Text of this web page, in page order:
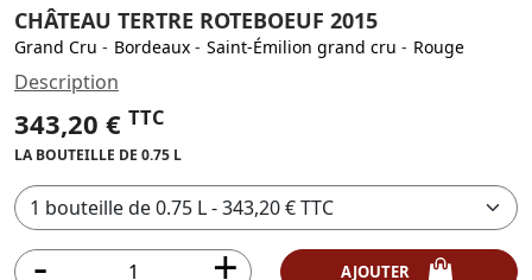
CHÂTEAU TERTRE ROTEBOEUF 2015
Grand Cru - Bordeaux - Saint-Émilion grand cru - Rouge
Description
343,20 € TTC
LA BOUTEILLE DE 0.75 L